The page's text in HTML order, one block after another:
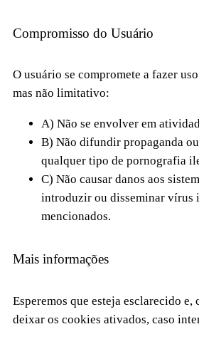
Compromisso do Usuário
O usuário se compromete a fazer
mas não limitativo:
A) Não se envolver em
B) Não difundir propaganda
qualquer tipo de pornografia
C) Não causar danos aos
introduzir ou disseminar vírus
mencionados.
Mais informações
Esperemos que esteja esclarecido
deixar os cookies ativados, caso